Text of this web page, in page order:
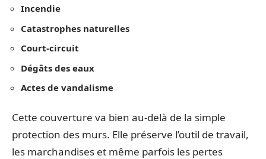
Incendie
Catastrophes naturelles
Court-circuit
Dégâts des eaux
Actes de vandalisme
Cette couverture va bien au-delà de la simple
protection des murs. Elle préserve l’outil de travail,
les marchandises et même parfois les pertes